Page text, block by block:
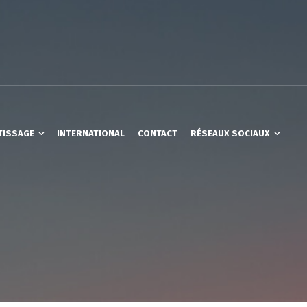
INTERNATIONAL CONTACT RÉSEAUX SOCIAUX